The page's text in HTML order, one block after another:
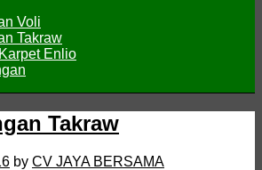
Voli
Takraw
Enlio
Takraw
by CV JAYA BERSAMA